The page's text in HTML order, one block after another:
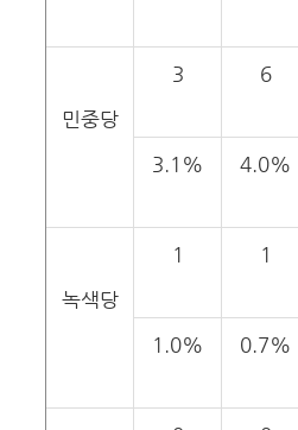
민중당
3 6
3.1% 4.0%
녹색당
1 1
1.0% 0.7%